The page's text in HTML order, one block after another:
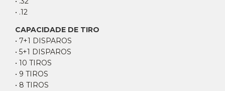
• .12
CAPACIDADE DE TIRO
• 7+1 DISPAROS
• 5+1 DISPAROS
• 10 TIROS
• 9 TIROS
• 8 TIROS